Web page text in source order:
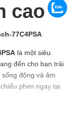
cao
77C4PSA
là một siêu
đến cho bạn trải
động và âm
phim ngay tại